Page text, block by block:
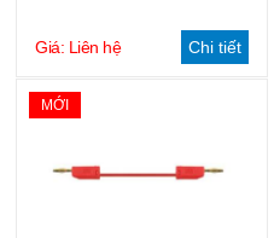
Giá: Liên hệ Chi tiết
MỚI